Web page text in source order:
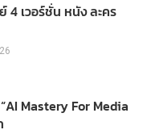
4 เวอร์ชั่น หนัง ละคร
Mastery For Media